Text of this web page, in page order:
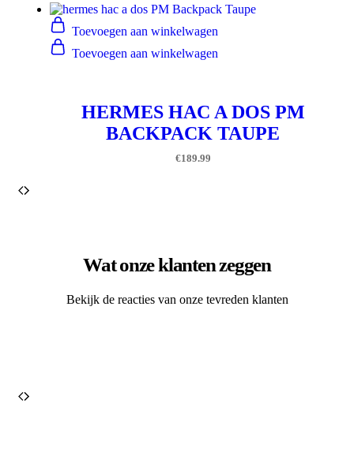
Toevoegen aan winkelwagen
Toevoegen aan winkelwagen
HERMES HAC A DOS PM
BACKPACK TAUPE
€189.99
Wat onze klanten zeggen
Bekijk de reacties van onze tevreden klanten